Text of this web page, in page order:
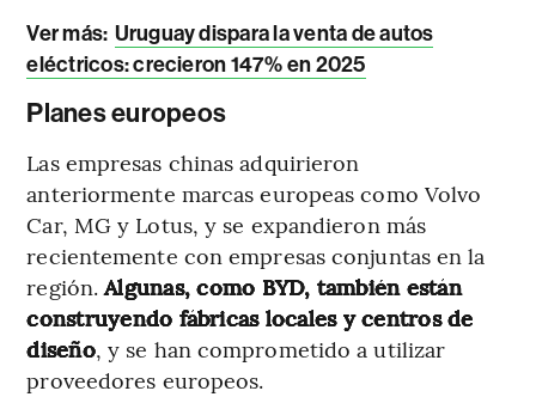
Ver más: Uruguay dispara la venta de autos
eléctricos: crecieron 147% en 2025
Planes europeos
Las empresas chinas adquirieron
anteriormente marcas europeas como Volvo
Car, MG y Lotus, y se expandieron más
recientemente con empresas conjuntas en la
región.Algunas, como BYD, también están
construyendo fábricas locales y centros de
diseño, y se han comprometido a utilizar
proveedores europeos.